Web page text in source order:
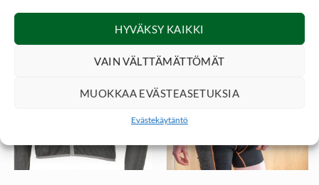
HYVÄKSY KAIKKI
VAIN VÄLTTÄMÄTTÖMÄT
MUOKKAA EVÄSTEASETUKSIA
Evästekäytäntö